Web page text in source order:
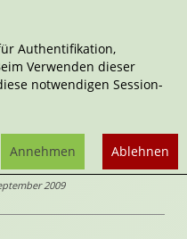
Origin
2009
Authentifikation,
Verwenden dieser
notwendigen Session-
Ablehnen
Annehmen